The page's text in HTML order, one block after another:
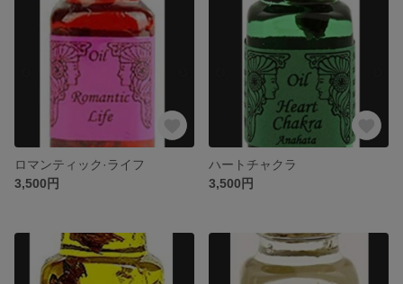
ロマンティック·ライフ
3,500円
ハートチャクラ
3,500円